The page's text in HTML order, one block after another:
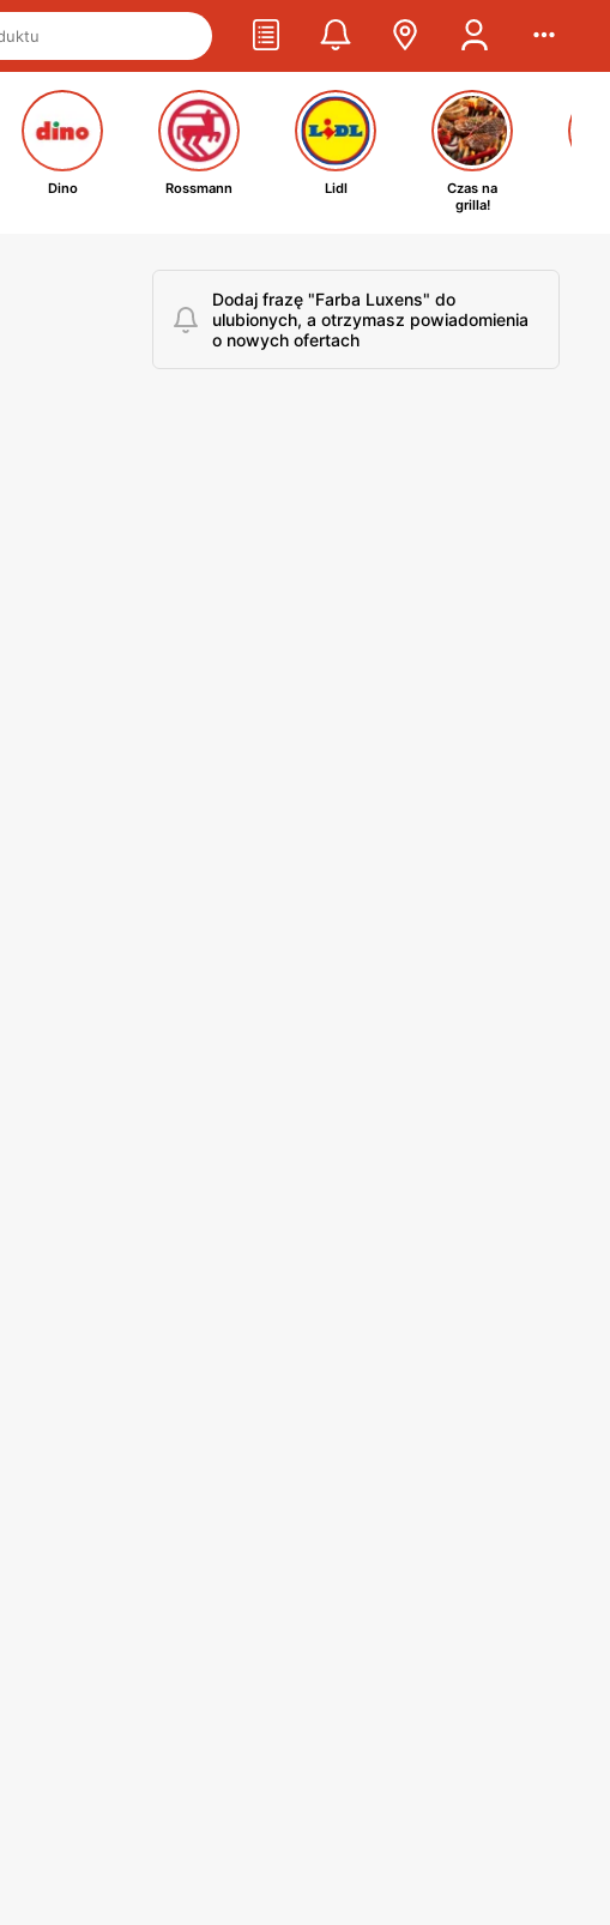
Dino Rossmann Lidl
Czas na
grilla!
Dodaj frazę "Farba Luxens" do
ulubionych, a otrzymasz powiadomienia
o nowych ofertach